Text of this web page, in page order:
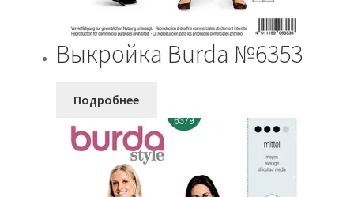
Выкройка Burda №6353
Подробнее